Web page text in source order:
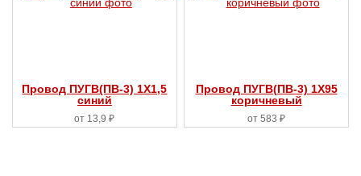
Провод ПУГВ(ПВ-3) 1X1,5
синий
от 13,9 ₽
Провод ПУГВ(ПВ-3) 1X95
коричневый
от 583 ₽